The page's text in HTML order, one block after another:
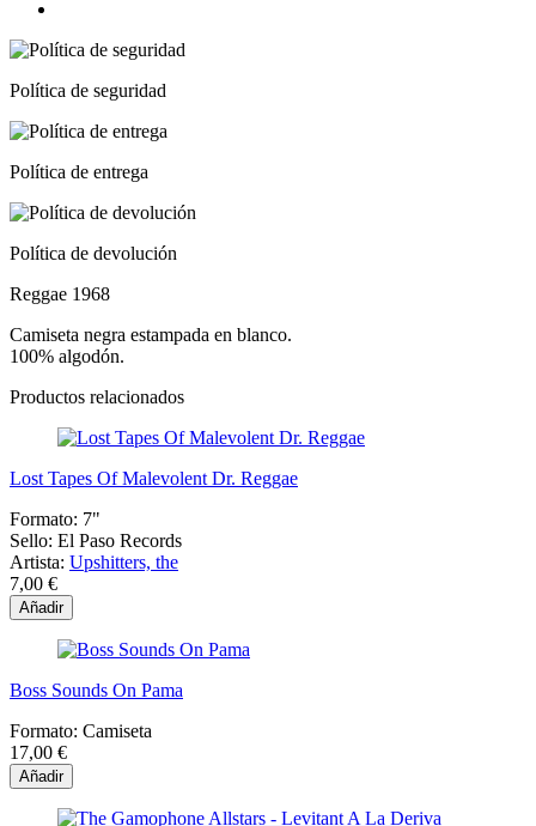
Política de seguridad
Política de entrega
Política de devolución
Reggae 1968
Camiseta negra estampada en blanco.
100% algodón.
Productos relacionados
Lost Tapes Of Malevolent Dr. Reggae
Formato: 7"
Sello: El Paso Records
Artista: Upshitters, the
7,00 €
Añadir
Boss Sounds On Pama
Formato: Camiseta
17,00 €
Añadir